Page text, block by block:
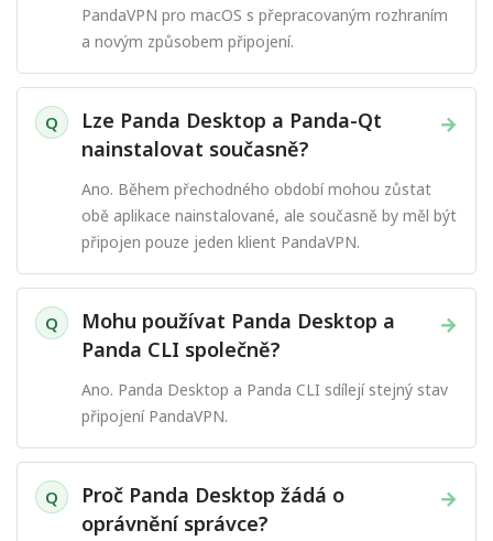
PandaVPN pro macOS s přepracovaným rozhraním
a novým způsobem připojení.
Q →
Lze Panda Desktop a Panda-Qt
nainstalovat současně?
Ano. Během přechodného období mohou zůstat
obě aplikace nainstalované, ale současně by měl být
připojen pouze jeden klient PandaVPN.
Q →
Mohu používat Panda Desktop a
Panda CLI společně?
Ano. Panda Desktop a Panda CLI sdílejí stejný stav
připojení PandaVPN.
Q →
Proč Panda Desktop žádá o
oprávnění správce?